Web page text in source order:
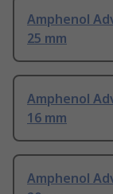
Amphenol
25 mm
Amphenol
16 mm
Amphenol